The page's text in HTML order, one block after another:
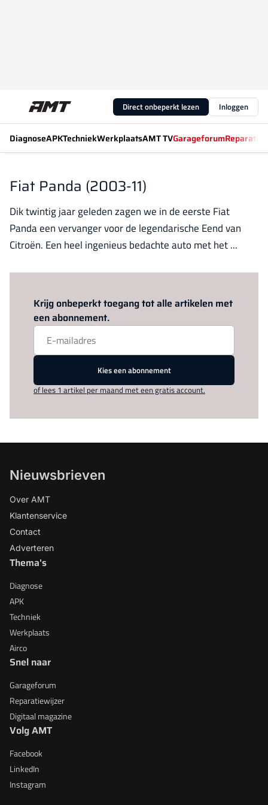
Direct onbeperkt lezen Inloggen
DiagnoseAPKTechniekWerkplaatsAMT TVGarageforum
Fiat Panda (2003-11)
Dik twintig jaar geleden zagen we in de eerste Fiat
Panda een vervanger voor de legendarische Eend van
Citroën. Een heel ingenieus bedachte auto met het ...
Krijg onbeperkt toegang tot alle artikelen met
een abonnement.
Kies een abonnement
of lees 1 artikel per maand met een gratis account.
Nieuwsbrieven
Over AMT
Klantenservice
Contact
Adverteren
Thema's
Diagnose
APK
Techniek
Werkplaats
Airco
Snel naar
Garageforum
Reparatiewijzer
Digitaal magazine
Volg AMT
Facebook
LinkedIn
Instagram